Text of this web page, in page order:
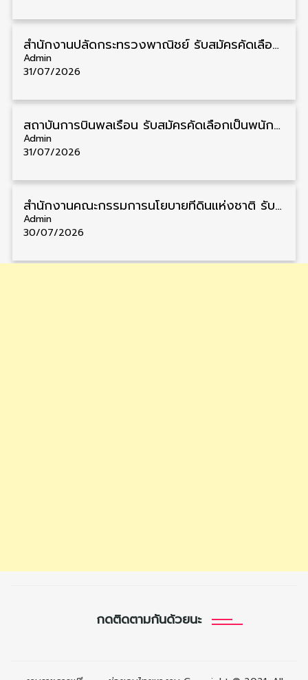
สำนักงานปลัดกระทรวงพาณิชย์ รับสมัครคัดเลือกพนักงานราชการ วุฒิ ปวส./ป.ตรี 11 อัตรา รับสมัคร 10 – 21 สิงหาคม
Admin
31/07/2026
สถาบันการบินพลเรือน รับสมัครคัดเลือกเป็นพนักงาน วุฒิ ป.ตรี/ป.โท/ป.เอก 11 อัตรา รับสมัคร 27 กรกฎาคม – 10 สิงหาคม
Admin
31/07/2026
สำนักงานคณะกรรมการนโยบายที่ดินแห่งชาติ รับสมัครคัดเลือกพนักงานราชการ วุฒิ ป.ตรี 6 อัตรา รับสมัคร 13 กรกฎาคม – 6 สิงหาคม
Admin
30/07/2026
กดติดตามกันด้วยนะ